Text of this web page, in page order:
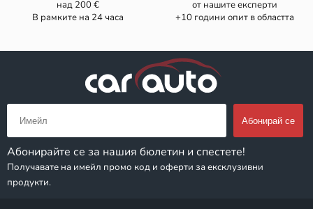
над 200 €
В рамките на 24 часа
от нашите експерти
+10 години опит в областта
Абонирайте се за нашия бюлетин и спестете!
Получавате на имейл промо код и оферти за ексклузивни
продукти.